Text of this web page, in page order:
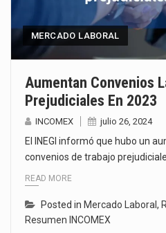
MERCADO LABORAL
Aumentan Convenios
Prejudiciales En 2023
INCOMEX julio 26, 2024
El INEGI informó que hubo un
convenios de trabajo
READ MORE
Posted in Mercado Laboral,
Resumen INCOMEX